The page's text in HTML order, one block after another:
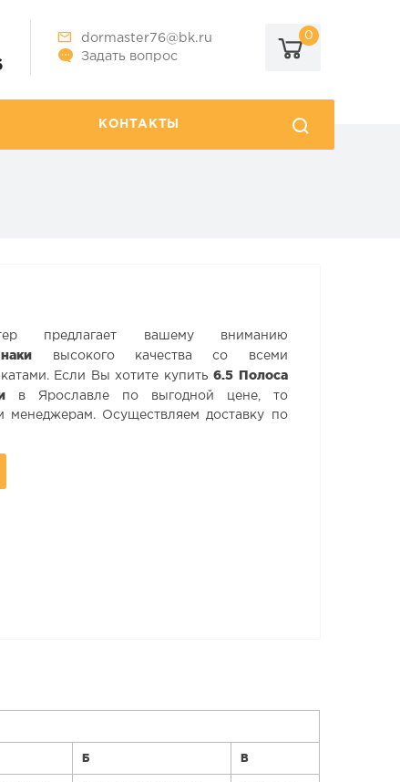
dormaster76@bk.ru
Задать вопрос
0
КОНТАКТЫ
предлагает вашему вниманию
высокого качества со всеми
Если Вы хотите купить6.5 Полоса
в Ярославле по выгодной цене, то
менеджерам. Осуществляем доставку по
Б В